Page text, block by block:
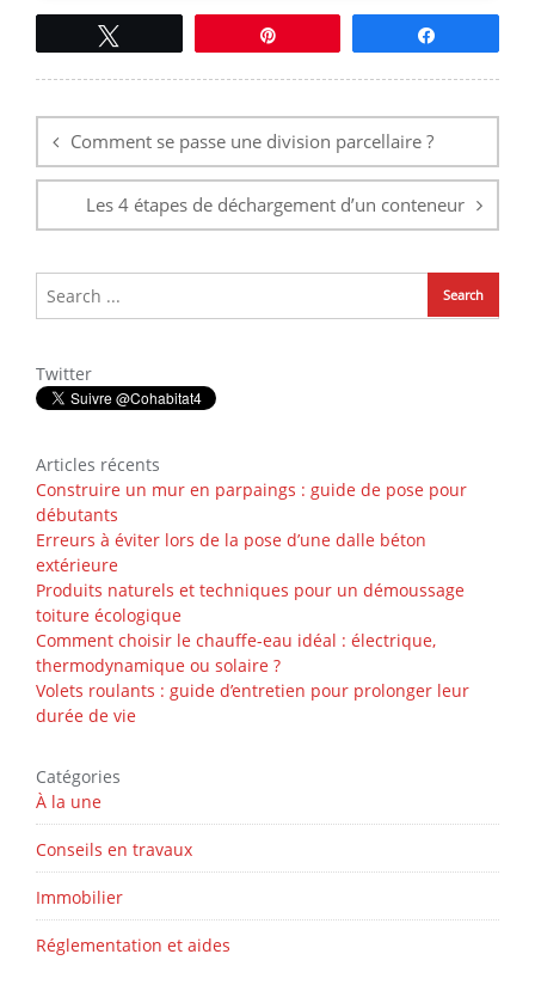
de
l’articleComment se passe une division parcellaire ?
Les 4 étapes de déchargement d’un conteneur
Twitter
Articles récents
Construire un mur en parpaings : guide de pose pour
débutants
Erreurs à éviter lors de la pose d’une dalle béton
extérieure
Produits naturels et techniques pour un démoussage
toiture écologique
Comment choisir le chauffe-eau idéal : électrique,
thermodynamique ou solaire ?
Volets roulants : guide d’entretien pour prolonger leur
durée de vie
Catégories
À la une
Conseils en travaux
Immobilier
Réglementation et aides